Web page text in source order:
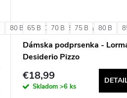
80 B 80 C 85 B + ďalšie
65 B 70 B 75 B 80 B
Dámska podprsenka -
Desiderio Pizzo
€18,99
Skladom >6 ks